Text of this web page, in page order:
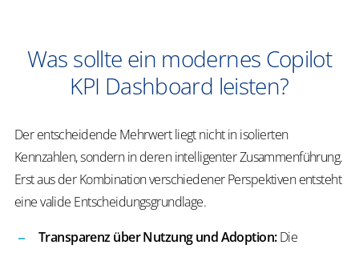
Was sollte ein modernes Copilot
KPI Dashboard leisten?
Der entscheidende Mehrwert liegt nicht in isolierten
Kennzahlen, sondern in deren intelligenter Zusammenführung.
Erst aus der Kombination verschiedener Perspektiven entsteht
eine valide Entscheidungsgrundlage.
Transparenz über Nutzung und Adoption:Die